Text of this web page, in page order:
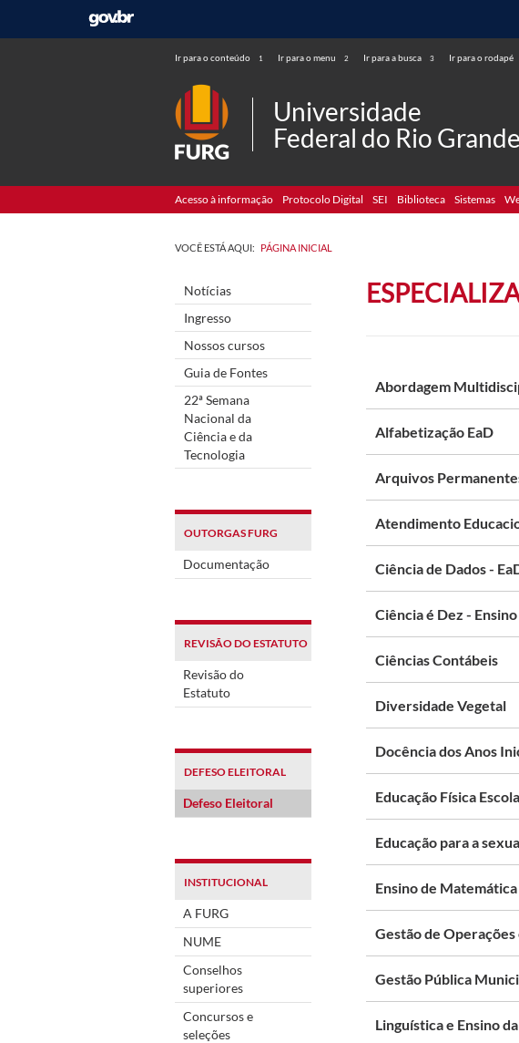
Ir para o conteúdo 1 Ir para o menu 2 Ir para a busca 3 Ir para o rodapé
Universidade
Federal do Rio Grande
Acesso à informação Protocolo Digital SEI Biblioteca Sistemas
VOCÊ ESTÁ AQUI: PÁGINA INICIAL
Notícias
Ingresso
Nossos cursos
Guia de Fontes
22ª Semana
Nacional da
Ciência e da
Tecnologia
OUTORGAS FURG
Documentação
REVISÃO DO ESTATUTO
Revisão do
Estatuto
DEFESO ELEITORAL
Defeso Eleitoral
INSTITUCIONAL
A FURG
NUME
Conselhos
superiores
Concursos e
seleções
Abordagem
Alfabetização EaD
Arquivos
Atendimento
Ciência de Dados -
Ciência é Dez -
Ciências Contábeis
Diversidade Vegetal
Docência dos Anos
Educação Física
Educação para a
Ensino de Matemática
Gestão de Operações
Gestão Pública
Linguística e Ensino